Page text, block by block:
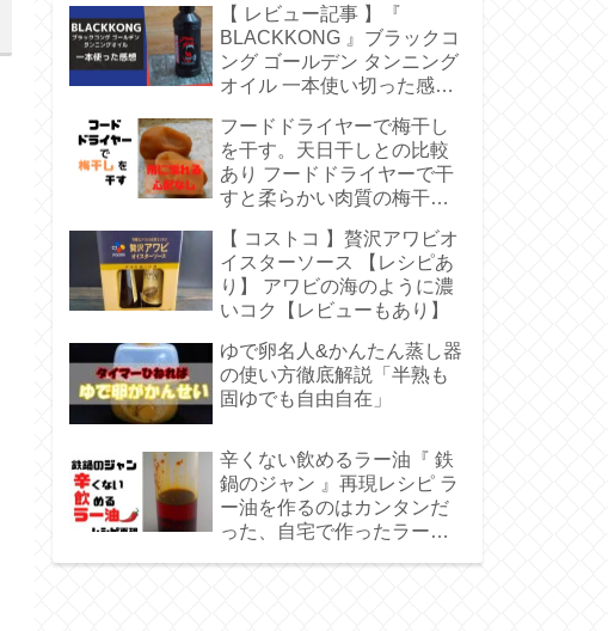
【 レビュー記事 】『
BLACKKONG 』ブラックコ
ング ゴールデン タンニング
オイル 一本使い切った感想
に焼ける
フードドライヤーで梅干し
を干す。天日干しとの比較
あり フードドライヤーで干
すと柔らかい肉質の梅干し
【 コストコ 】贅沢アワビオ
イスターソース 【レシピあ
り】 アワビの海のように濃
いコク【レビューもあり】
ゆで卵名人&かんたん蒸し器
の使い方徹底解説「半熟も
固ゆでも自由自在」
辛くない飲めるラー油『 鉄
鍋のジャン 』再現レシピ ラ
ー油を作るのはカンタンだ
った、自宅で作ったラー油